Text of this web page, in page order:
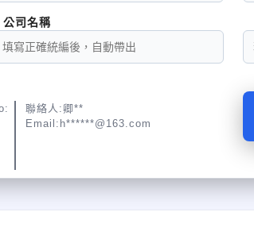
公司名稱
聯絡人:卿**
Email:h******@163.com